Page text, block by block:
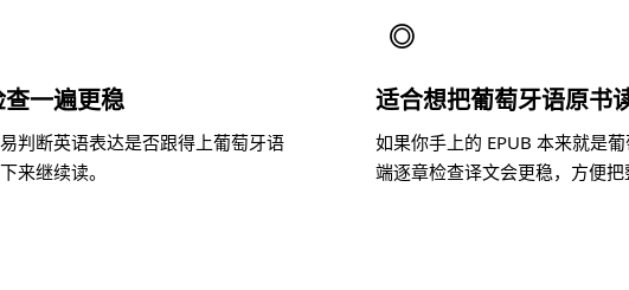
一遍更稳
判断英语表达是否跟得上葡萄牙语
来继续读。
◎
适合想把葡萄牙语原书
如果你手上的 EPUB 本来就是
端逐章检查译文会更稳，方便把